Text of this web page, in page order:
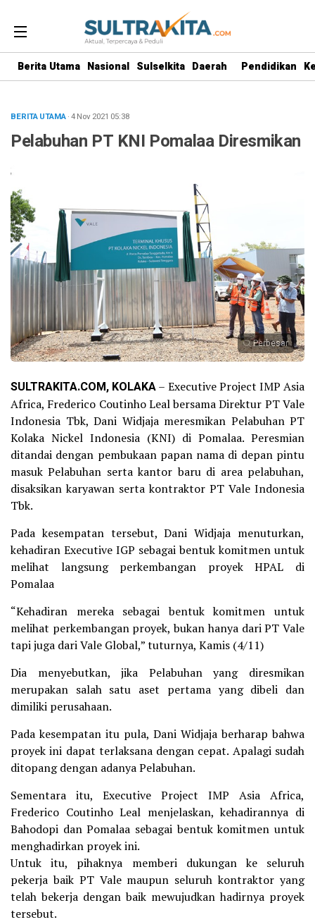
Berita Utama Nasional Sulselkita Daerah Pendidikan
BERITA UTAMA· 4 Nov 2021 05:38
Pelabuhan PT KNI Pomalaa Diresmikan
Perbesar
SULTRAKITA.COM, KOLAKA– Executive Project IMP Asia
Africa, Frederico Coutinho Leal bersama Direktur PT Vale
Indonesia Tbk, Dani Widjaja meresmikan Pelabuhan PT
Kolaka Nickel Indonesia (KNI) di Pomalaa. Peresmian
ditandai dengan pembukaan papan nama di depan pintu
masuk Pelabuhan serta kantor baru di area pelabuhan,
disaksikan karyawan serta kontraktor PT Vale Indonesia
Tbk.
Pada kesempatan tersebut, Dani Widjaja menuturkan,
kehadiran Executive IGP sebagai bentuk komitmen untuk
melihat langsung perkembangan proyek HPAL di
Pomalaa
“Kehadiran mereka sebagai bentuk komitmen untuk
melihat perkembangan proyek, bukan hanya dari PT Vale
tapi juga dari Vale Global,” tuturnya, Kamis (4/11)
Dia menyebutkan, jika Pelabuhan yang diresmikan
merupakan salah satu aset pertama yang dibeli dan
dimiliki perusahaan.
Pada kesempatan itu pula, Dani Widjaja berharap bahwa
proyek ini dapat terlaksana dengan cepat. Apalagi sudah
ditopang dengan adanya Pelabuhan.
Sementara itu, Executive Project IMP Asia Africa,
Frederico Coutinho Leal menjelaskan, kehadirannya di
Bahodopi dan Pomalaa sebagai bentuk komitmen untuk
menghadirkan proyek ini.
Untuk itu, pihaknya memberi dukungan ke seluruh
pekerja baik PT Vale maupun seluruh kontraktor yang
telah bekerja dengan baik mewujudkan hadirnya proyek
tersebut.